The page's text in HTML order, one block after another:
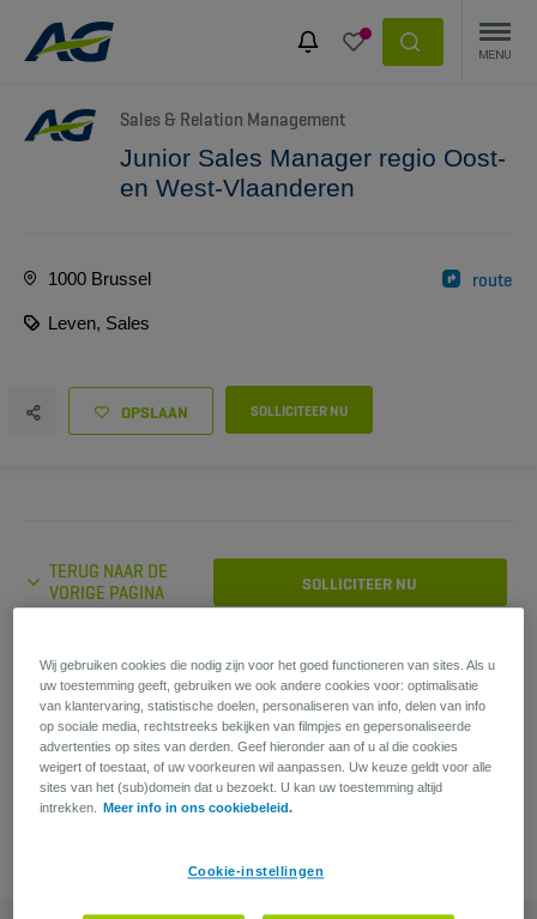
Sales & Relation Management
Junior Sales Manager regio Oost-
en West-Vlaanderen
OPSLAAN SOLLICITEER NU
1000 Brussel route
Leven, Sales
Heb je een vraag?
Livia Vernimmen
Recruiter
TERUG NAAR DE
VORIGE PAGINA
SOLLICITEER NU
Wij gebruiken cookies die nodig zijn voor het goed functioneren van sites. Als u
uw toestemming geeft, gebruiken we ook andere cookies voor: optimalisatie
van klantervaring, statistische doelen, personaliseren van info, delen van info
op sociale media, rechtstreeks bekijken van filmpjes en gepersonaliseerde
advertenties op sites van derden. Geef hieronder aan of u al die cookies
weigert of toestaat, of uw voorkeuren wil aanpassen. Uw keuze geldt voor alle
sites van het (sub)domein dat u bezoekt. U kan uw toestemming altijd
intrekken.
Meer info in ons cookiebeleid.
Cookie-instellingen